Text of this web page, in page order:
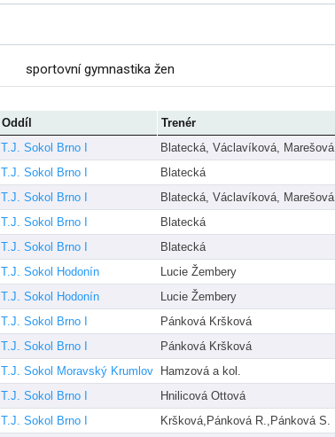
sportovní gymnastika žen
Oddíl Trenér
T.J. Sokol Brno I Blatecká, Václavíková, Marešová
T.J. Sokol Brno I Blatecká
T.J. Sokol Brno I Blatecká, Václavíková, Marešová
T.J. Sokol Brno I Blatecká
T.J. Sokol Brno I Blatecká
T.J. Sokol Hodonín Lucie Žembery
T.J. Sokol Hodonín Lucie Žembery
T.J. Sokol Brno I Pánková Kršková
T.J. Sokol Brno I Pánková Kršková
T.J. Sokol Moravský Krumlov Hamzová a kol.
T.J. Sokol Brno I Hnilicová Ottová
T.J. Sokol Brno I Kršková,Pánková R.,Pánková S.